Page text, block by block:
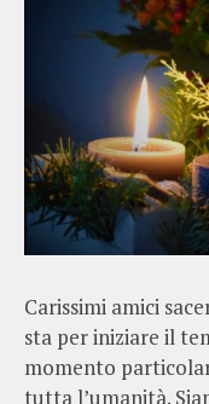
Carissimi amici
sta per iniziare il
momento
tutta l’umanità.